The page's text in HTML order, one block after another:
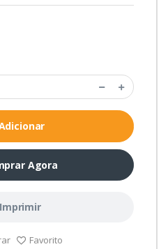
Agora
Imprimir
Favorito